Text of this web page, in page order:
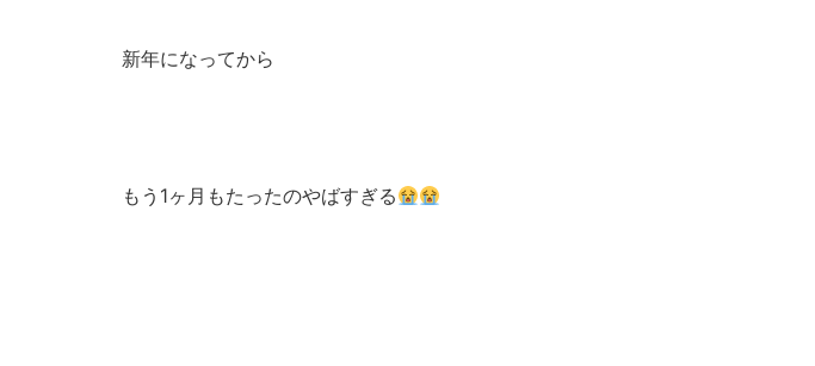
新年になってから
もう1ヶ月もたったのやばすぎる